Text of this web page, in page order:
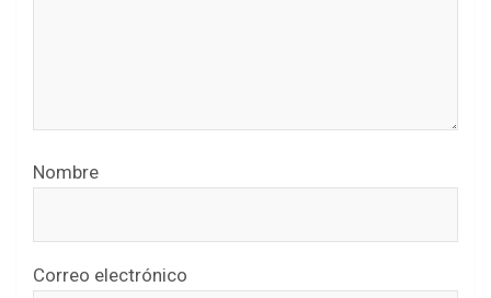
Nombre
Correo electrónico